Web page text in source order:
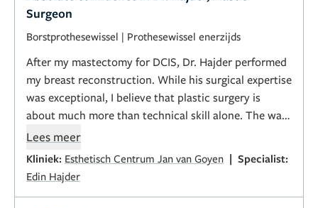
Surgeon
Borstprothesewissel | Prothesewissel enerzijds
After my mastectomy for DCIS, Dr. Hajder performed
my breast reconstruction. While his surgical expertise
was exceptional, I believe that plastic surgery is
about much more than technical skill alone. The way
a surgeon communicates, listens, explains, and
supports a patient throughout the process is equally
important.
Lees meer
Kliniek: Esthetisch Centrum Jan van Goyen | Specialist:
Edin Hajder